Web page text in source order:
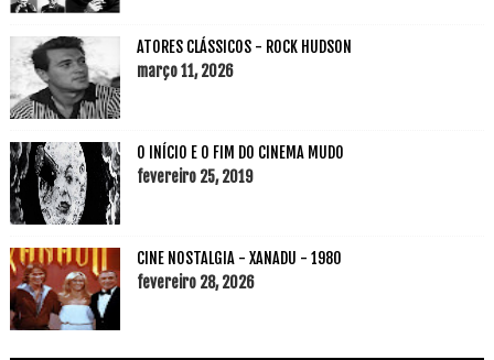
ATORES CLÁSSICOS - ROCK HUDSON
março 11, 2026
O INÍCIO E O FIM DO CINEMA MUDO
fevereiro 25, 2019
CINE NOSTALGIA - XANADU - 1980
fevereiro 28, 2026